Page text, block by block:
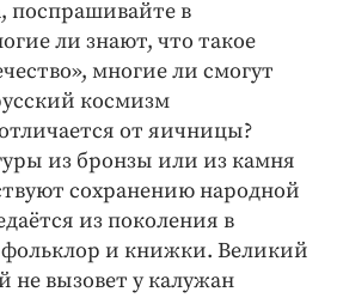
поспрашивайте в
ли знают, что такое
многие ли смогут
космизм
от яичницы?
из бронзы или из камня
сохранению народной
из поколения в
фольклор и книжки. Великий
не вызовет у калужан